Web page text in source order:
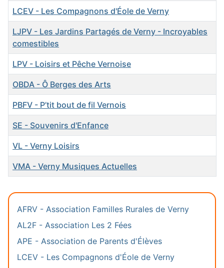
LCEV - Les Compagnons d'Éole de Verny
LJPV - Les Jardins Partagés de Verny - Incroyables
comestibles
LPV - Loisirs et Pêche Vernoise
OBDA - Ô Berges des Arts
PBFV - P’tit bout de fil Vernois
SE - Souvenirs d'Enfance
VL - Verny Loisirs
VMA - Verny Musiques Actuelles
AFRV - Association Familles Rurales de Verny
AL2F - Association Les 2 Fées
APE - Association de Parents d'Élèves
LCEV - Les Compagnons d'Éole de Verny